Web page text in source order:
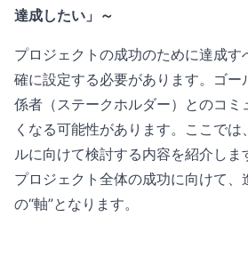
達成したい」 ～
プロジェクトの成功のために達成
確に設定する必要があります。ゴー
係者（ステークホルダー）とのコミ
くなる可能性があります。ここで
ルに向けて検討する内容を紹介しま
プロジェクト全体の成功に向けて、
の“軸”となります。